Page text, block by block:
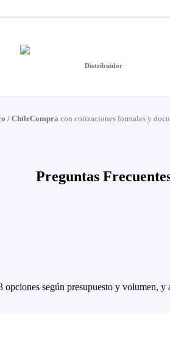
Distribuidor
/ ChileCompra con cotizaciones formales y
Preguntas
según presupuesto y volumen,